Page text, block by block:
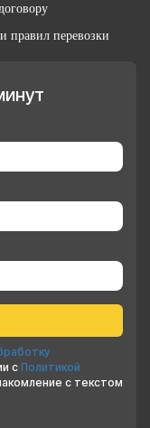
правил перевозки
с Политикой
с текстом